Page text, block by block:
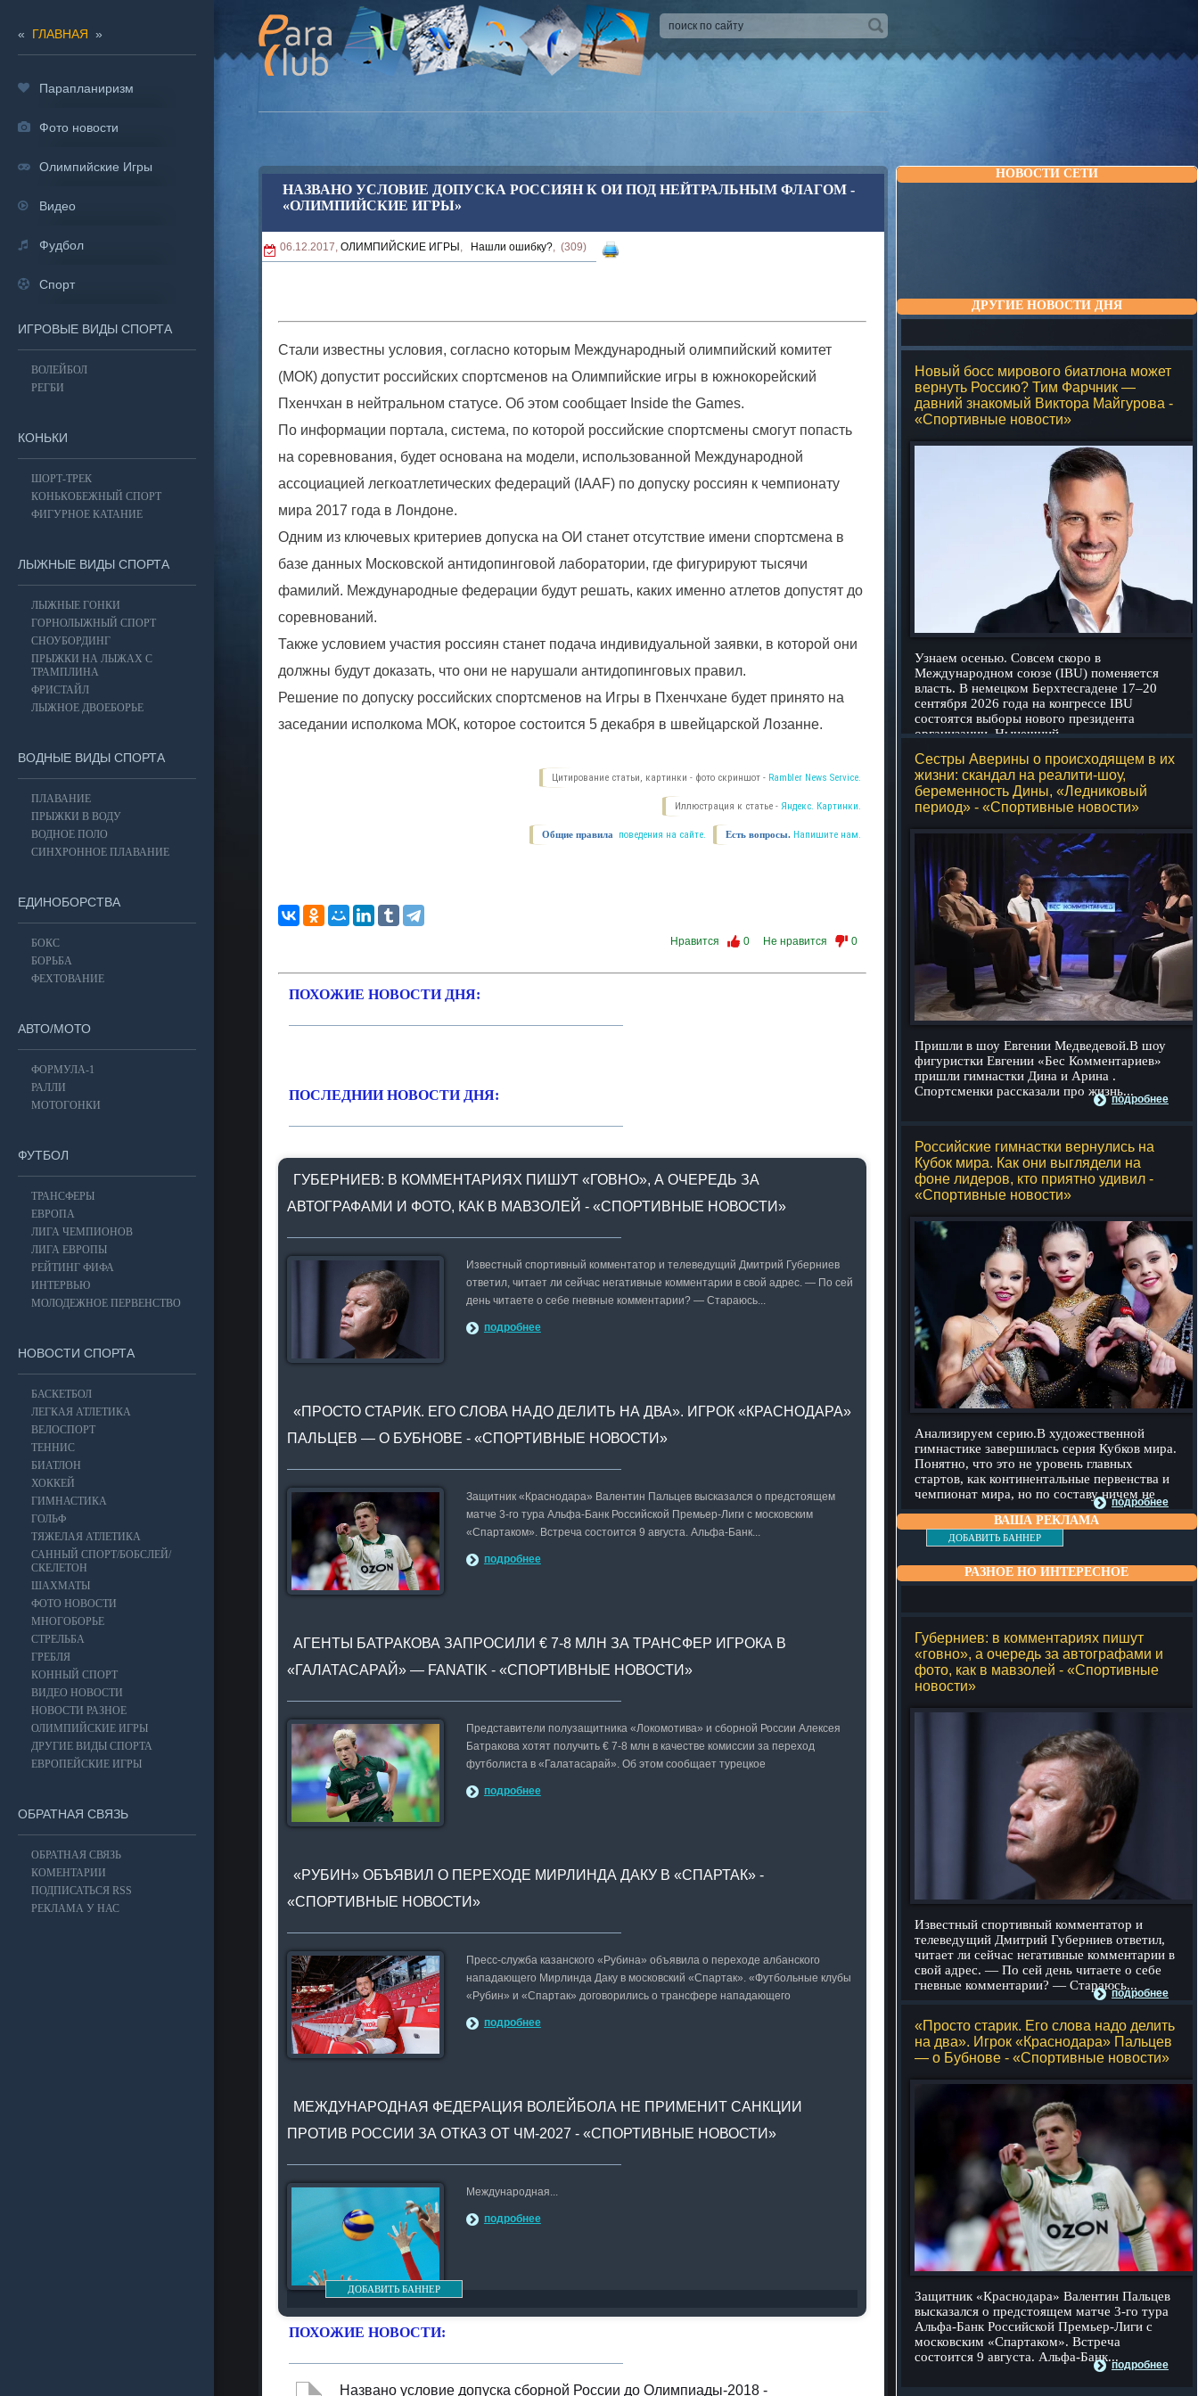
НОВОСТИ СЕТИ
ДРУГИЕ НОВОСТИ ДНЯ
Новый босс мирового биатлона может
вернуть Россию? Тим Фарчник —
давний знакомый Виктора Майгурова -
«Спортивные новости»
Узнаем осенью. Совсем скоро в
Международном союзе (IBU) поменяется
власть. В немецком Берхтесгадене 17–20
сентября 2026 года на конгрессе IBU
состоятся выборы нового президента
организации. Нынешний
Сестры Аверины о происходящем в их
жизни: скандал на реалити-шоу,
беременность Дины, «Ледниковый
период» - «Спортивные новости»
Пришли в шоу Евгении Медведевой.В шоу
фигуристки Евгении «Бес Комментариев»
пришли гимнастки Дина и Арина .
Спортсменки рассказали про жизнь...
подробнее
Российские гимнастки вернулись на
Кубок мира. Как они выглядели на
фоне лидеров, кто приятно удивил -
«Спортивные новости»
Анализируем серию.В художественной
гимнастике завершилась серия Кубков мира.
Понятно, что это не уровень главных
стартов, как континентальные первенства и
чемпионат мира, но по составу ничем не
подробнее
ВАША РЕКЛАМА
ДОБАВИТЬ БАННЕР
РАЗНОЕ НО ИНТЕРЕСНОЕ
Губерниев: в комментариях пишут
«говно», а очередь за автографами и
фото, как в мавзолей - «Спортивные
новости»
Известный спортивный комментатор и
телеведущий Дмитрий Губерниев ответил,
читает ли сейчас негативные комментарии в
свой адрес. — По сей день читаете о себе
гневные комментарии? — Стараюсь...
подробнее
«Просто старик. Его слова надо делить
на два». Игрок «Краснодара» Пальцев
— о Бубнове - «Спортивные новости»
Защитник «Краснодара» Валентин Пальцев
высказался о предстоящем матче 3-го тура
Альфа-Банк Российской Премьер-Лиги с
московским «Спартаком». Встреча
состоится 9 августа. Альфа-Банк...
подробнее
НАЗВАНО УСЛОВИЕ ДОПУСКА РОССИЯН К ОИ ПОД НЕЙТРАЛЬНЫМ ФЛАГОМ -
«ОЛИМПИЙСКИЕ ИГРЫ»
06.12.2017, ОЛИМПИЙСКИЕ ИГРЫ , Нашли ошибку?, (309)
Стали известны условия, согласно которым Международный олимпийский комитет
(МОК) допустит российских спортсменов на Олимпийские игры в южнокорейский
Пхенчхан в нейтральном статусе. Об этом сообщает Inside the Games.
По информации портала, система, по которой российские спортсмены смогут попасть
на соревнования, будет основана на модели, использованной Международной
ассоциацией легкоатлетических федераций (IAAF) по допуску россиян к чемпионату
мира 2017 года в Лондоне.
Одним из ключевых критериев допуска на ОИ станет отсутствие имени спортсмена в
базе данных Московской антидопинговой лаборатории, где фигурируют тысячи
фамилий. Международные федерации будут решать, каких именно атлетов допустят до
соревнований.
Также условием участия россиян станет подача индивидуальной заявки, в которой они
должны будут доказать, что они не нарушали антидопинговых правил.
Решение по допуску российских спортсменов на Игры в Пхенчхане будет принято на
заседании исполкома МОК, которое состоится 5 декабря в швейцарской Лозанне.
Цитирование статьи, картинки - фото скриншот - Rambler News Service.
Иллюстрация к статье - Яндекс. Картинки.
Есть вопросы. Напишите нам.
Общие правила поведения на сайте.
Нравится 0 Не нравится 0
ПОХОЖИЕ НОВОСТИ ДНЯ:
ПОСЛЕДНИИ НОВОСТИ ДНЯ:
ГУБЕРНИЕВ: В КОММЕНТАРИЯХ ПИШУТ «ГОВНО», А ОЧЕРЕДЬ ЗА
АВТОГРАФАМИ И ФОТО, КАК В МАВЗОЛЕЙ - «СПОРТИВНЫЕ НОВОСТИ»
Известный спортивный комментатор и телеведущий Дмитрий Губерниев
ответил, читает ли сейчас негативные комментарии в свой адрес. — По сей
день читаете о себе гневные комментарии? — Стараюсь...
подробнее
«ПРОСТО СТАРИК. ЕГО СЛОВА НАДО ДЕЛИТЬ НА ДВА». ИГРОК «КРАСНОДАРА»
ПАЛЬЦЕВ — О БУБНОВЕ - «СПОРТИВНЫЕ НОВОСТИ»
Защитник «Краснодара» Валентин Пальцев высказался о предстоящем
матче 3-го тура Альфа-Банк Российской Премьер-Лиги с московским
«Спартаком». Встреча состоится 9 августа. Альфа-Банк...
подробнее
АГЕНТЫ БАТРАКОВА ЗАПРОСИЛИ € 7-8 МЛН ЗА ТРАНСФЕР ИГРОКА В
«ГАЛАТАСАРАЙ» — FANATIK - «СПОРТИВНЫЕ НОВОСТИ»
Представители полузащитника «Локомотива» и сборной России Алексея
Батракова хотят получить € 7-8 млн в качестве комиссии за переход
футболиста в «Галатасарай». Об этом сообщает турецкое
подробнее
«РУБИН» ОБЪЯВИЛ О ПЕРЕХОДЕ МИРЛИНДА ДАКУ В «СПАРТАК» -
«СПОРТИВНЫЕ НОВОСТИ»
Пресс-служба казанского «Рубина» объявила о переходе албанского
нападающего Мирлинда Даку в московский «Спартак». «Футбольные клубы
«Рубин» и «Спартак» договорились о трансфере нападающего
подробнее
МЕЖДУНАРОДНАЯ ФЕДЕРАЦИЯ ВОЛЕЙБОЛА НЕ ПРИМЕНИТ САНКЦИИ
ПРОТИВ РОССИИ ЗА ОТКАЗ ОТ ЧМ-2027 - «СПОРТИВНЫЕ НОВОСТИ»
Международная...
подробнее
ДОБАВИТЬ БАННЕР
ПОХОЖИЕ НОВОСТИ:
Названо условие допуска сборной России до Олимпиады-2018 -
« ГЛАВНАЯ »
Парапланиризм
Фото новости
Олимпийские Игры
Видео
Фудбол
Спорт
ИГРОВЫЕ ВИДЫ СПОРТА
ВОЛЕЙБОЛ
РЕГБИ
КОНЬКИ
ШОРТ-ТРЕК
КОНЬКОБЕЖНЫЙ СПОРТ
ФИГУРНОЕ КАТАНИЕ
ЛЫЖНЫЕ ВИДЫ СПОРТА
ЛЫЖНЫЕ ГОНКИ
ГОРНОЛЫЖНЫЙ СПОРТ
СНОУБОРДИНГ
ПРЫЖКИ НА ЛЫЖАХ С
ТРАМПЛИНА
ФРИСТАЙЛ
ЛЫЖНОЕ ДВОЕБОРЬЕ
ВОДНЫЕ ВИДЫ СПОРТА
ПЛАВАНИЕ
ПРЫЖКИ В ВОДУ
ВОДНОЕ ПОЛО
СИНХРОННОЕ ПЛАВАНИЕ
ЕДИНОБОРСТВА
БОКС
БОРЬБА
ФЕХТОВАНИЕ
АВТО/МОТО
ФОРМУЛА-1
РАЛЛИ
МОТОГОНКИ
ФУТБОЛ
ТРАНСФЕРЫ
ЕВРОПА
ЛИГА ЧЕМПИОНОВ
ЛИГА ЕВРОПЫ
РЕЙТИНГ ФИФА
ИНТЕРВЬЮ
МОЛОДЕЖНОЕ ПЕРВЕНСТВО
НОВОСТИ СПОРТА
БАСКЕТБОЛ
ЛЕГКАЯ АТЛЕТИКА
ВЕЛОСПОРТ
ТЕННИС
БИАТЛОН
ХОККЕЙ
ГИМНАСТИКА
ГОЛЬФ
ТЯЖЕЛАЯ АТЛЕТИКА
САННЫЙ СПОРТ/БОБСЛЕЙ/
СКЕЛЕТОН
ШАХМАТЫ
ФОТО НОВОСТИ
МНОГОБОРЬЕ
СТРЕЛЬБА
ГРЕБЛЯ
КОННЫЙ СПОРТ
ВИДЕО НОВОСТИ
НОВОСТИ РАЗНОЕ
ОЛИМПИЙСКИЕ ИГРЫ
ДРУГИЕ ВИДЫ СПОРТА
ЕВРОПЕЙСКИЕ ИГРЫ
ОБРАТНАЯ СВЯЗЬ
ОБРАТНАЯ СВЯЗЬ
КОМЕНТАРИИ
ПОДПИСАТЬСЯ RSS
РЕКЛАМА У НАС